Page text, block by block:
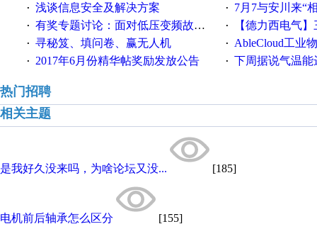
· 浅谈信息安全及解决方案 · 7月7与安川来“
· 有奖专题讨论：面对低压变频故障，老手是这样解决的！ · 【德力西电气】三
· 寻秘笈、填问卷、赢无人机 · AbleCloud工业物联
· 2017年6月份精华帖奖励发放公告 · 下周据说气温能
热门招聘
相关主题
是我好久没来吗，为啥论坛又没... [185]
电机前后轴承怎么区分 [155]